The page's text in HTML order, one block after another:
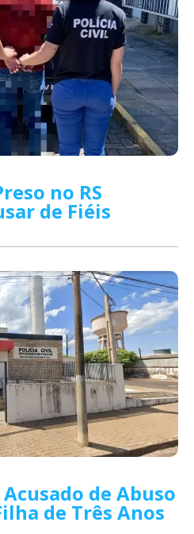
no RS
de Fiéis
de Abuso
de Três Anos